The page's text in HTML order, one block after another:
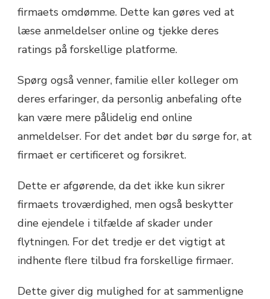
firmaets omdømme. Dette kan gøres ved at
læse anmeldelser online og tjekke deres
ratings på forskellige platforme.
Spørg også venner, familie eller kolleger om
deres erfaringer, da personlig anbefaling ofte
kan være mere pålidelig end online
anmeldelser. For det andet bør du sørge for, at
firmaet er certificeret og forsikret.
Dette er afgørende, da det ikke kun sikrer
firmaets troværdighed, men også beskytter
dine ejendele i tilfælde af skader under
flytningen. For det tredje er det vigtigt at
indhente flere tilbud fra forskellige firmaer.
Dette giver dig mulighed for at sammenligne